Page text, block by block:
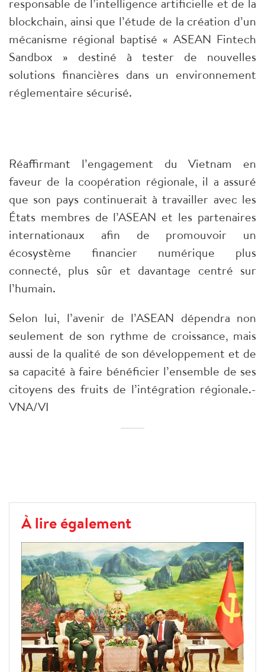
responsable de l’intelligence artificielle et de la
blockchain, ainsi que l’étude de la création d’un
mécanisme régional baptisé « ASEAN Fintech
Sandbox » destiné à tester de nouvelles
solutions financières dans un environnement
réglementaire sécurisé.
Réaffirmant l’engagement du Vietnam en
faveur de la coopération régionale, il a assuré
que son pays continuerait à travailler avec les
États membres de l’ASEAN et les partenaires
internationaux afin de promouvoir un
écosystème financier numérique plus
connecté, plus sûr et davantage centré sur
l’humain.
Selon lui, l’avenir de l’ASEAN dépendra non
seulement de son rythme de croissance, mais
aussi de la qualité de son développement et de
sa capacité à faire bénéficier l’ensemble de ses
citoyens des fruits de l’intégration régionale.-
VNA/VI
À lire également